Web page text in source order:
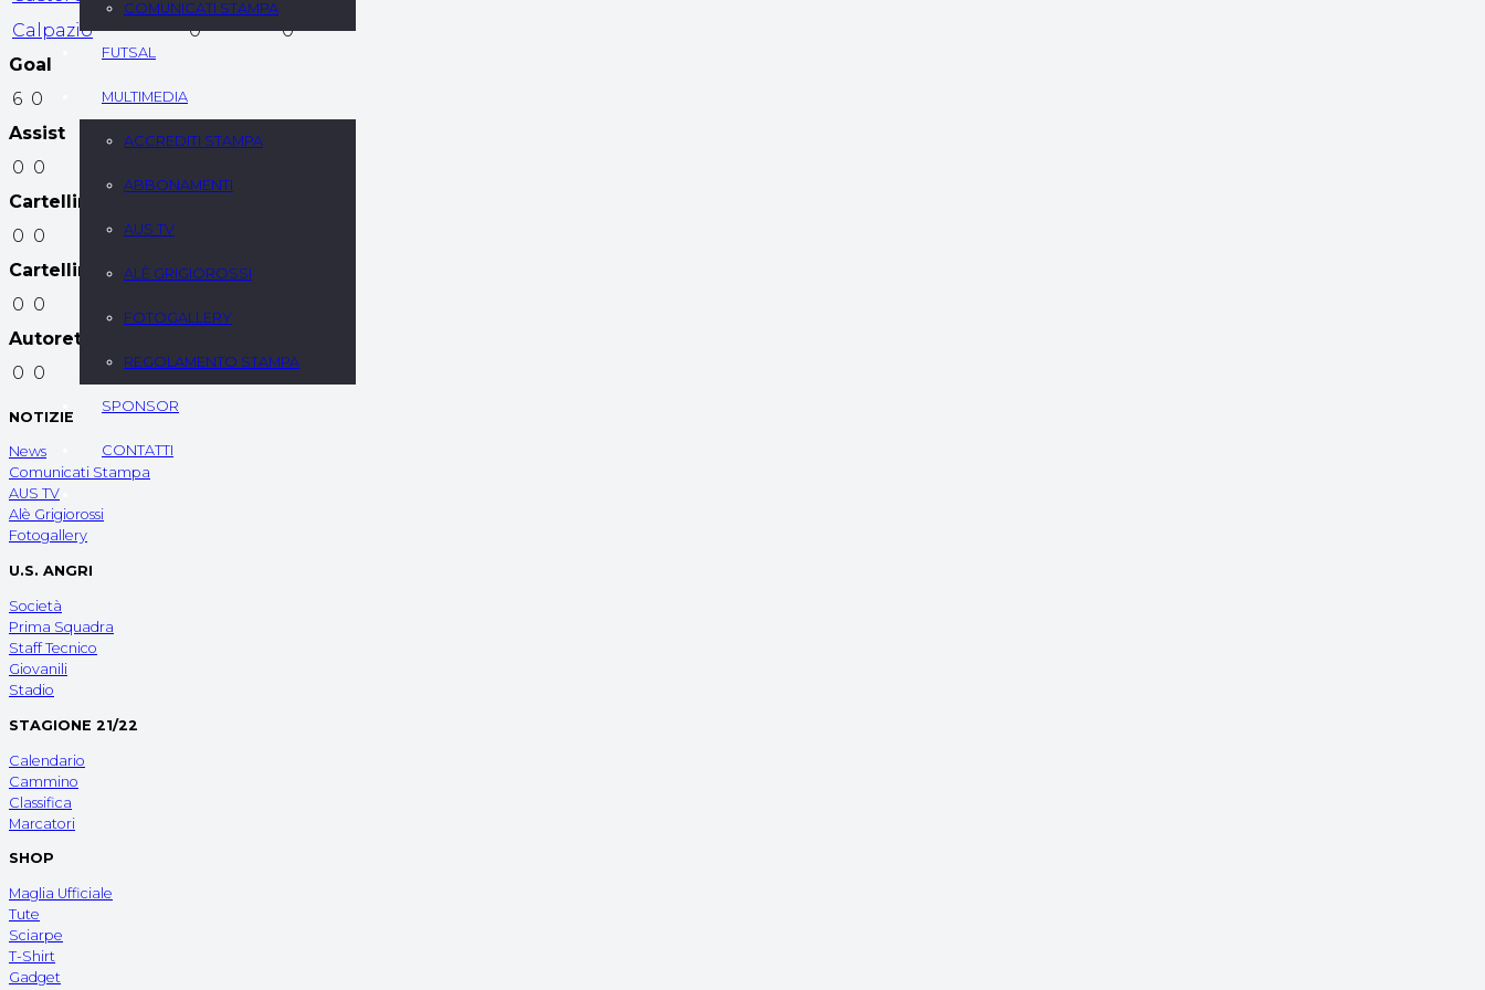
COMUNICATI STAMPA
FUTSAL
MULTIMEDIA
ACCREDITI STAMPA
ABBONAMENTI
AUS TV
ALÈ GRIGIOROSSI
FOTOGALLERY
REGOLAMENTO STAMPA
SPONSOR
CONTATTI
Calpazio
0
0
Goal
6 0
Assist
0 0
Cartellini Gialli
0 0
Cartellini Rossi
0 0
Autoreti
0 0
NOTIZIE
News
Comunicati Stampa
AUS TV
Alè Grigiorossi
Fotogallery
U.S. ANGRI
Società
Prima Squadra
Staff Tecnico
Giovanili
Stadio
STAGIONE 21/22
Calendario
Cammino
Classifica
Marcatori
SHOP
Maglia Ufficiale
Tute
Sciarpe
T-Shirt
Gadget